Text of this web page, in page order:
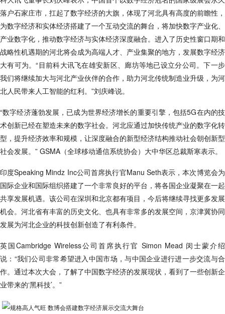
落户石家庄市，扛起了数字经济的大旗，体现了河北具有高度的前瞻性，
为数字经济和实体经济搭建了一个互动交流的舞台，将加快数字产业化、
产业数字化，推动数字经济与实体经济深度融合。进入了历史性窗口期和
战略性机遇期的河北将会成为高端人才、产业集聚的地方，发展数字经济
大有可为。“目前科大讯飞在雄安新区、廊坊等地已设立分公司。下一步
我们将继续加大与河北产业伙伴的合作，助力河北传统制造业升级，为河
北人民带来人工智能的红利。”刘庆峰说。
“数字经济蓬勃发展，已成为世界经济增长的重要引擎，包括5G在内的技
术创新已经在塑造未来的数字社会。河北应通过加快传统产业的数字化转
型，提升经济效率和规模，让深度融合的新型经济结构推动社会朝创新型
社会发展。” GSMA（全球移动通信系统协会）大中华区总裁斯寒表示。
印度Speaking Mindz Inc公司首席执行官Manu Seth表示，本次博览会为
国际企业和国际组织搭建了一个非常良好的平台，将各国企业凝聚在一起
共享发展机遇。该公司在深圳和北京都有项目，今后将继续寻找更多发展
机会。河北省有丰富的历史文化、也具有非常多的发展空间，京津冀协同
发展为河北企业的科技创新创造了有利条件。
英国Cambridge Wireless公司首席执行官 Simon Mead 闵士蒙介绍
说：“我们公司非常希望进入中国市场，与中国企业进行进一步交流与合
作。通过本次大会，了解了中国数字经济的发展现状，看到了一些创新企
业带来的‘黑科技’。”